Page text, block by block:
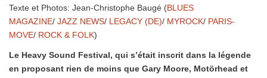
Texte et Photos: Jean-Christophe Baugé (BLUES
MAGAZINE/ JAZZ NEWS/ LEGACY (DE)/ MYROCK/ PARIS-
MOVE/ ROCK & FOLK)
Le Heavy Sound Festival, qui s’était inscrit dans la légende
en proposant rien de moins que Gary Moore, Motörhead et